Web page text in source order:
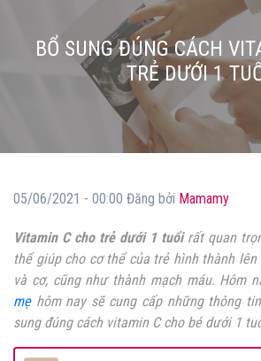
BỔ SUNG ĐÚNG CÁCH
TRẺ DƯỚI 1
05/06/2021 - 00:00 Đăng bởi Mamamy
Vitamin C cho trẻ dưới 1 tuổirất quan
thể giúp cho cơ thể của trẻ hình thành lên
và cơ, cũng như thành mạch máu. Hôm
mẹhôm nay sẽ cung cấp những thông
sung đúng cách vitamin C cho bé dưới 1